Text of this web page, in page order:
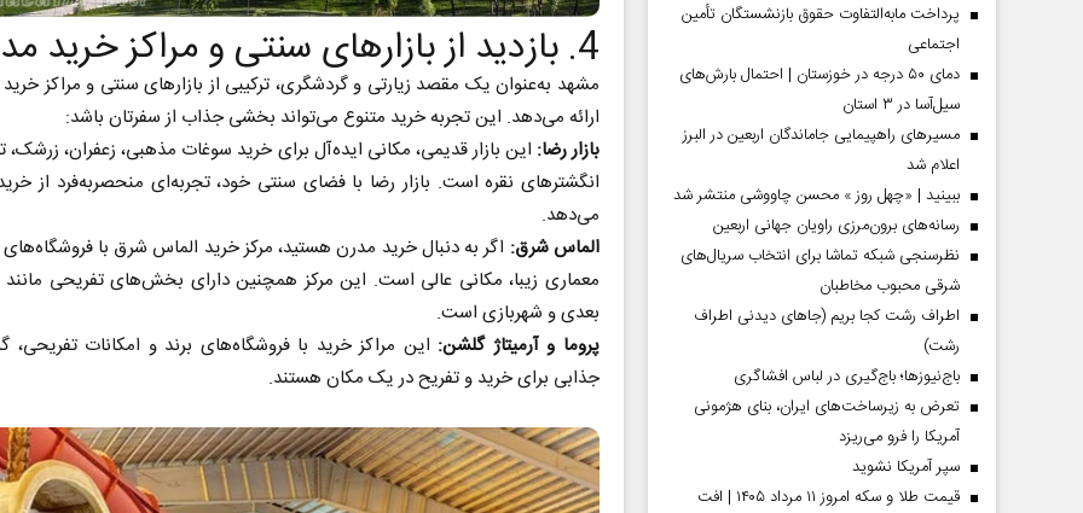
4. بازدید از بازارهای سنتی و مراکز خرید مدرن
مشهد به‌عنوان یک مقصد زیارتی و گردشگری، ترکیبی از بازارهای سنتی و مراکز
ارائه می‌دهد. این تجربه خرید متنوع می‌تواند بخشی جذاب از سفرتان باشد:
بازار رضا: این بازار قدیمی، مکانی ایده‌آل برای خرید سوغات مذهبی، زعفران، زرشک،
انگشترهای نقره است. بازار رضا با فضای سنتی خود، تجربه‌ای منحصربه‌فرد از خرید
می‌دهد.
الماس شرق: اگر به دنبال خرید مدرن هستید، مرکز خرید الماس شرق با
بعدی و شهربازی است.
پروما و آرمیتاژ گلشن: این مراکز خرید با فروشگاه‌های برند و امکانات تفریحی،
جذابی برای خرید و تفریح در یک مکان هستند.
پرداخت مابه‌التفاوت حقوق بازنشستگان تأمین
اجتماعی
دمای ۵۰ درجه در خوزستان | احتمال بارش‌های
سیل‌آسا در ۳ استان
مسیر‌های راهپیمایی جاماندگان اربعین در البرز
اعلام شد
ببینید | «چهل روز » محسن چاووشی منتشر شد
رسانه‌های برون‌مرزی راویان جهانی اربعین
نظرسنجی شبکه تماشا برای انتخاب سریال‌های
شرقی محبوب مخاطبان
اطراف رشت کجا بریم (جاهای دیدنی اطراف
رشت)
باج‌نیوزها؛ باج‌گیری در لباس افشاگری
تعرض به زیرساخت‌های ایران، بنای هژمونی
آمریکا را فرو می‌ریزد
سپر آمریکا نشوید
قیمت طلا و سکه امروز ۱۱ مرداد ۱۴۰۵ | افت
صفحات نخست‌روزنامه‌ها‌ی‌چهارشنبه‌۷‌مردادماه صفحات نخست روزنامه ها‌ی‌سه‌شنبه ۶ مردادماه
صفحات نخست روزنامه ها‌ی یکشنبه ۴